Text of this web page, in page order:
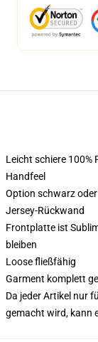
Leicht schiere
Handfeel
Option schwarz
Jersey-Rückwand
Frontplatte ist
bleiben
Loose fließfähig
Garment komplett
Da jeder Artikel nur
gemacht wird, kann